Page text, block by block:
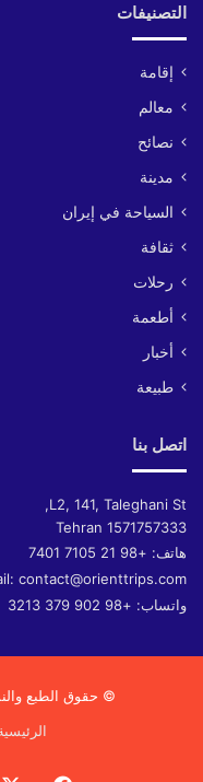
التصنيفات
إقامة
معالم
نصائح
مدينة
السياحة في إيران
ثقافة
رحلات
أطعمة
أخبار
طبيعة
اتصل بنا
L2, 141, Taleghani St,
Tehran 1571757333
هاتف: +98 21 7105 7401
contact@orienttrips.com
واتساب: +98 902 379 3213
© حقوق الطبع والنشر 2026, جميع الحقوق